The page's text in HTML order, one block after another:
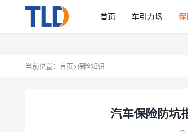
首页 车引力场
当前位置： 首页>保险知识
汽车保险防坑